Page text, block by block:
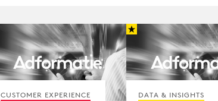
CUSTOMER EXPERIENCE DATA & INSIGHTS